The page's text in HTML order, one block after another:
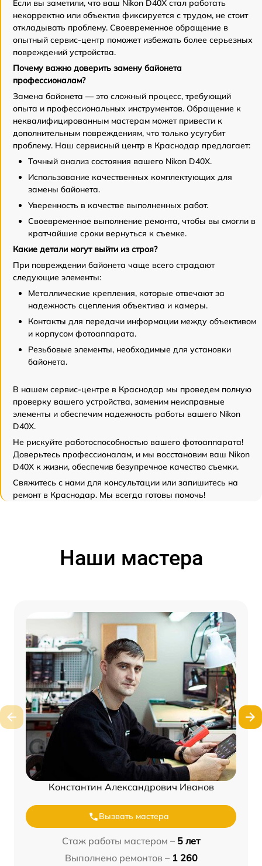
Если вы заметили, что ваш Nikon D40X стал работать
некорректно или объектив фиксируется с трудом, не стоит
откладывать проблему. Своевременное обращение в
опытный сервис-центр поможет избежать более серьезных
повреждений устройства.
Почему важно доверить замену байонета
профессионалам?
Замена байонета — это сложный процесс, требующий
опыта и профессиональных инструментов. Обращение к
неквалифицированным мастерам может привести к
дополнительным повреждениям, что только усугубит
проблему. Наш сервисный центр в Краснодар предлагает:
Точный анализ состояния вашего Nikon D40X.
Использование качественных комплектующих для
замены байонета.
Уверенность в качестве выполненных работ.
Своевременное выполнение ремонта, чтобы вы смогли в
кратчайшие сроки вернуться к съемке.
Какие детали могут выйти из строя?
При повреждении байонета чаще всего страдают
следующие элементы:
Металлические крепления, которые отвечают за
надежность сцепления объектива и камеры.
Контакты для передачи информации между объективом
и корпусом фотоаппарата.
Резьбовые элементы, необходимые для установки
байонета.
В нашем сервис-центре в Краснодар мы проведем полную
проверку вашего устройства, заменим неисправные
элементы и обеспечим надежность работы вашего Nikon
D40X.
Не рискуйте работоспособностью вашего фотоаппарата!
Доверьтесь профессионалам, и мы восстановим ваш Nikon
D40X к жизни, обеспечив безупречное качество съемки.
Свяжитесь с нами для консультации или запишитесь на
ремонт в Краснодар. Мы всегда готовы помочь!
Наши мастера
Константин Александрович Иванов
Вызвать мастера
Стаж работы мастером – 5 лет
Выполнено ремонтов – 1 260